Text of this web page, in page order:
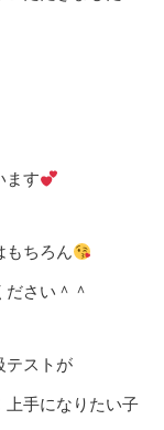
ます
もちろん
さい＾＾
テストが
上手になりたい子